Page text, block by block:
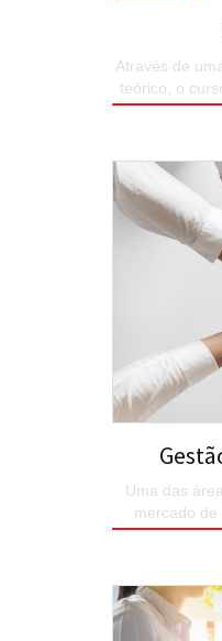
Através de
teórico, o
Uma das
mercado